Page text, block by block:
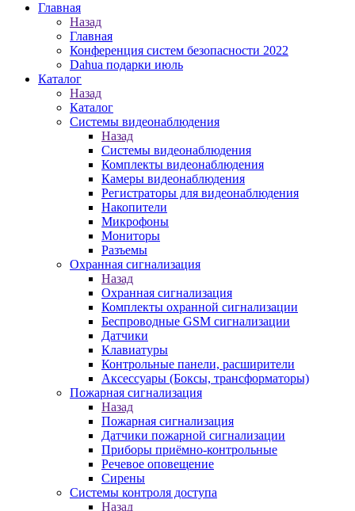
Главная
Назад
Главная
Конференция систем безопасности 2022
Dahua подарки июль
Каталог
Назад
Каталог
Системы видеонаблюдения
Назад
Системы видеонаблюдения
Комплекты видеонаблюдения
Камеры видеонаблюдения
Регистраторы для видеонаблюдения
Накопители
Микрофоны
Мониторы
Разъемы
Охранная сигнализация
Назад
Охранная сигнализация
Комплекты охранной сигнализации
Беспроводные GSM сигнализации
Датчики
Клавиатуры
Контрольные панели, расширители
Аксессуары (Боксы, трансформаторы)
Пожарная сигнализация
Назад
Пожарная сигнализация
Датчики пожарной сигнализации
Приборы приёмно-контрольные
Речевое оповещение
Сирены
Системы контроля доступа
Назад